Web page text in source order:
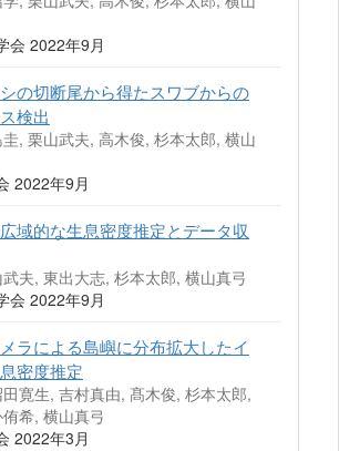
会 2022年9月
の切断尾から得たスワブからの
検出
, 栗山武夫, 高木俊, 杉本太郎, 横山
2022年9月
域的な生息密度推定とデータ収
夫, 東出大志, 杉本太郎, 横山真弓
会 2022年9月
ラによる島嶼に分布拡大したイ
密度推定
寛生, 吉村真由, 髙木俊, 杉本太郎,
希, 横山真弓
2022年3月